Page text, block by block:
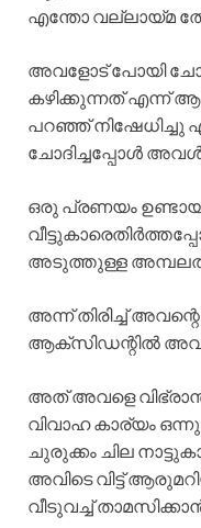
എന്തോ വല്ലായ്മ
അവളോട് പോയി
കഴിക്കുന്നത് എന്ന്
പറഞ്ഞ് നിഷേധിച്ചു
ചോദിച്ചപ്പോൾ
ഒരു പ്രണയം
അടുത്തുള്ള
അന്ന് തിരിച്ച്
ആക്സിഡന്റിൽ
അത് അവളെ
വിവാഹ കാര്യം
ചുരുക്കം ചില
അവിടെ വിട്ട്
വീടുവച്ച്